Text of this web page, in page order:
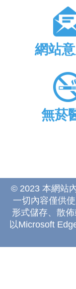
網站
無菸
© 2023 本網站
一切內容僅供
形式儲存、散
以Microsoft